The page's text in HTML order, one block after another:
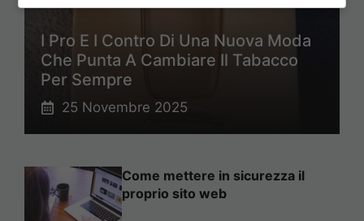
I Pro E I Contro Di Una Nuova Moda
Che Punta A Cambiare Il Tabacco
Per Sempre
25 Novembre 2025
Come mettere in sicurezza il
proprio sito web